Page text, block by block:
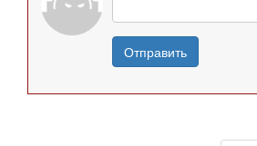
Отправить